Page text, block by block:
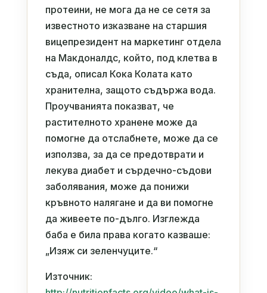
протеини, не мога да не се сетя за
известното изказване на старшия
вицепрезидент на маркетинг отдела
на Макдоналдс, който, под клетва в
съда, описал Кока Колата като
хранителна, защото съдържа вода.
Проучванията показват, че
растителното хранене може да
помогне да отслабнете, може да се
използва, за да се предотврати и
лекува диабет и сърдечно-съдови
заболявания, може да понижи
кръвното налягане и да ви помогне
да живеете по-дълго. Изглежда
баба е била права когато казваше:
„Изяж си зеленчуците.“
Източник: